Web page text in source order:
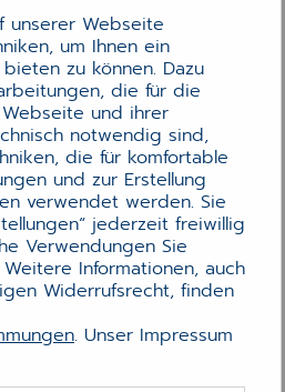
unserer Webseite
um Ihnen ein
zu können. Dazu
die für die
und ihrer
notwendig sind,
die für komfortable
und zur Erstellung
verwendet werden. Sie
jederzeit freiwillig
Verwendungen Sie
Informationen, auch
Widerrufsrecht, finden
. Unser Impressum